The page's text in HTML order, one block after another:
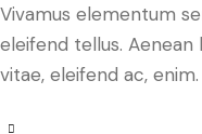
Vivamus elementum
eleifend tellus.
vitae, eleifend ac,